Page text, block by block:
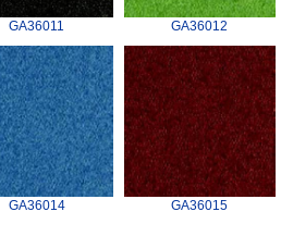
GA36011 GA36012
GA36014 GA36015